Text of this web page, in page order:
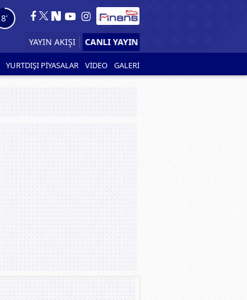
6'
YAYIN AKIŞI
CANLI YAYIN
YURTDIŞI PİYASALAR VİDEO GALERİ